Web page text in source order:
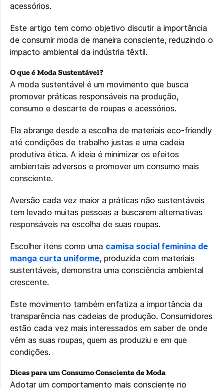
acessórios.
Este artigo tem como objetivo discutir a importância
de consumir moda de maneira consciente, reduzindo o
impacto ambiental da indústria têxtil.
O que é Moda Sustentável?
A moda sustentável é um movimento que busca
promover práticas responsáveis na produção,
consumo e descarte de roupas e acessórios.
Ela abrange desde a escolha de materiais eco-friendly
até condições de trabalho justas e uma cadeia
produtiva ética. A ideia é minimizar os efeitos
ambientais adversos e promover um consumo mais
consciente.
Aversão cada vez maior a práticas não sustentáveis
tem levado muitas pessoas a buscarem alternativas
responsáveis na escolha de suas roupas.
Escolher itens como uma camisa social feminina de
manga curta uniforme, produzida com materiais
sustentáveis, demonstra uma consciência ambiental
crescente.
Este movimento também enfatiza a importância da
transparência nas cadeias de produção. Consumidores
estão cada vez mais interessados em saber de onde
vêm as suas roupas, quem as produziu e em que
condições.
Dicas para um Consumo Consciente de Moda
Adotar um comportamento mais consciente no